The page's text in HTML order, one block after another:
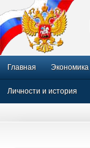
Главная Экономика
Личности и история